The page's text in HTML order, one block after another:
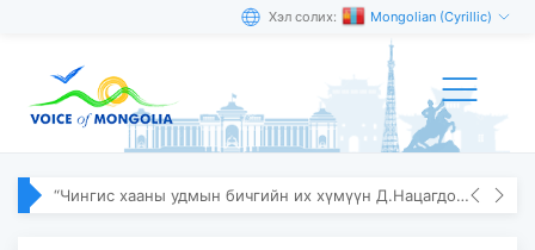
Хэл солих: Mongolian (Cyrillic)
“Чингис хааны удмын бичгийн их хүмүүн Д.Нацагдорж” олон улсын эрдэм шинжилгээний хурал болов